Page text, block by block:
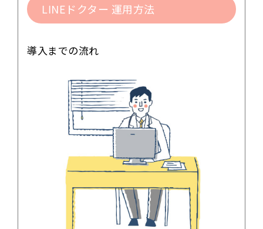
LINEドクター 運用方法
導入までの流れ